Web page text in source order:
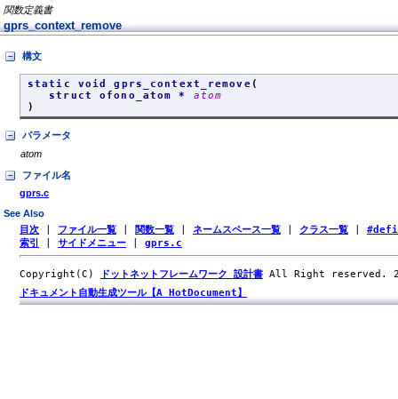
関数定義書
gprs_context_remove
構文
static void gprs_context_remove (
struct ofono_atom * atom
)
パラメータ
atom
ファイル名
gprs.c
See Also
目次 ファイル一覧 関数一覧 ネームスペース一覧 クラス一覧
索引
サイドメニュー gprs.c
Copyright(C) ドットネットフレームワーク 設計書 All Right reserved.
ドキュメント自動生成ツール【A HotDocument】